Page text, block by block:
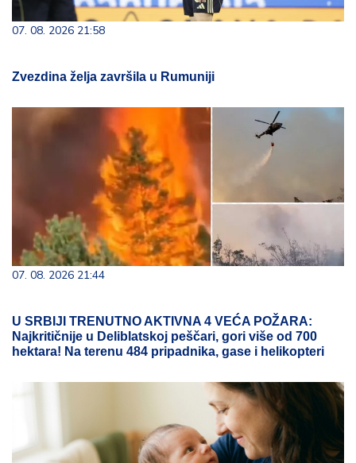
07. 08. 2026 21:58
Zvezdina želja završila u Rumuniji
07. 08. 2026 21:44
U SRBIJI TRENUTNO AKTIVNA 4 VEĆA POŽARA:
Najkritičnije u Deliblatskoj peščari, gori više od 700
hektara! Na terenu 484 pripadnika, gase i helikopteri